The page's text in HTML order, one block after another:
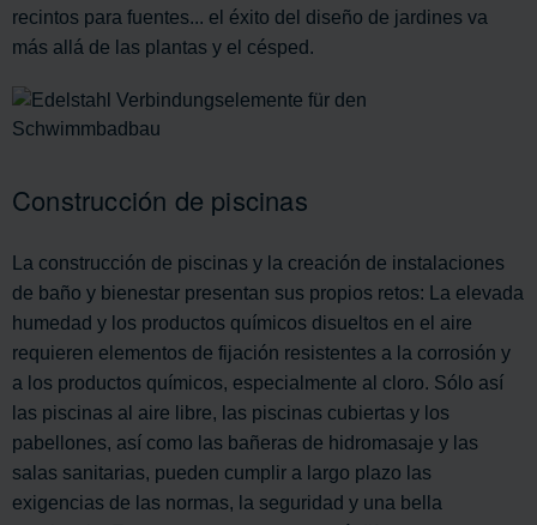
recintos para fuentes... el éxito del diseño de jardines va
más allá de las plantas y el césped.
Construcción de piscinas
La construcción de piscinas y la creación de instalaciones
de baño y bienestar presentan sus propios retos: La elevada
humedad y los productos químicos disueltos en el aire
requieren elementos de fijación resistentes a la corrosión y
a los productos químicos, especialmente al cloro. Sólo así
las piscinas al aire libre, las piscinas cubiertas y los
pabellones, así como las bañeras de hidromasaje y las
salas sanitarias, pueden cumplir a largo plazo las
exigencias de las normas, la seguridad y una bella